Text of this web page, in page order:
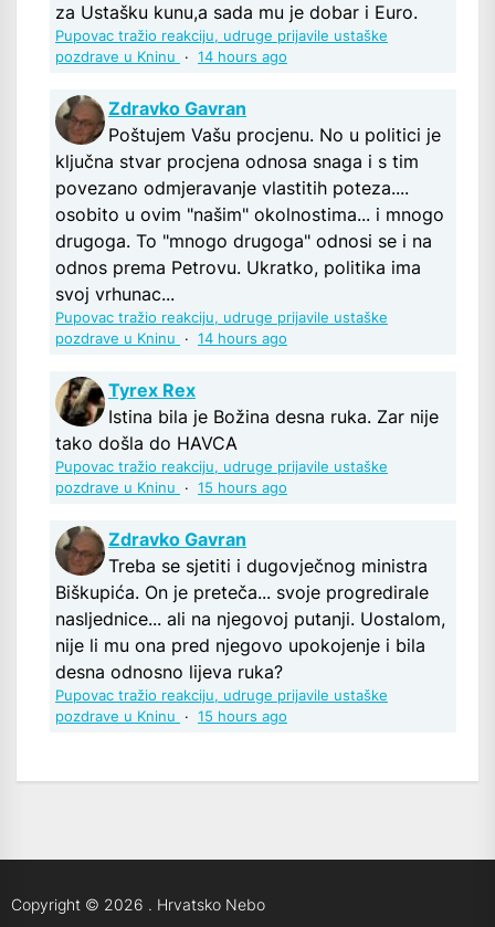
za Ustašku kunu,a sada mu je dobar i Euro.
Pupovac tražio reakciju, udruge prijavile ustaške
pozdrave u Kninu
· 14 hours ago
Zdravko Gavran
Poštujem Vašu procjenu. No u politici je
ključna stvar procjena odnosa snaga i s tim
povezano odmjeravanje vlastitih poteza....
osobito u ovim "našim" okolnostima... i mnogo
drugoga. To "mnogo drugoga" odnosi se i na
odnos prema Petrovu. Ukratko, politika ima
svoj vrhunac...
Pupovac tražio reakciju, udruge prijavile ustaške
pozdrave u Kninu
· 14 hours ago
Tyrex Rex
Istina bila je Božina desna ruka. Zar nije
tako došla do HAVCA
Pupovac tražio reakciju, udruge prijavile ustaške
pozdrave u Kninu
· 15 hours ago
Zdravko Gavran
Treba se sjetiti i dugovječnog ministra
Biškupića. On je preteča... svoje progredirale
nasljednice... ali na njegovoj putanji. Uostalom,
nije li mu ona pred njegovo upokojenje i bila
desna odnosno lijeva ruka?
Pupovac tražio reakciju, udruge prijavile ustaške
pozdrave u Kninu
· 15 hours ago
Copyright © 2026 . Hrvatsko Nebo